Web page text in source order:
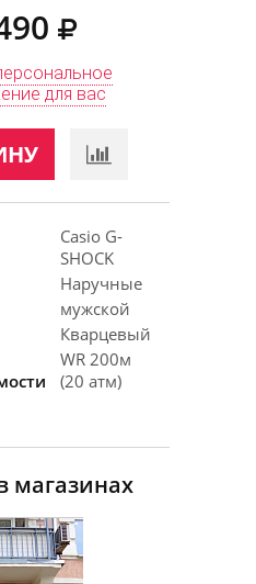
для вас
Casio G-
SHOCK
Наручные
мужской
Кварцевый
WR 200м
(20 атм)
магазинах